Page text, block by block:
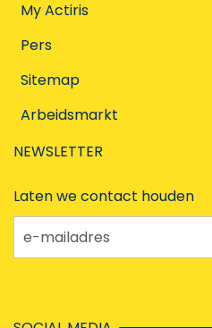
My Actiris
Pers
Sitemap
Arbeidsmarkt
NEWSLETTER
Laten we contact houden
e-mailadres